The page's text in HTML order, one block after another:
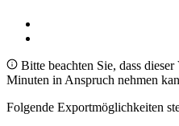
Bitte beachten Sie, dass
Minuten in Anspruch nehmen
Folgende Exportmöglichkeiten